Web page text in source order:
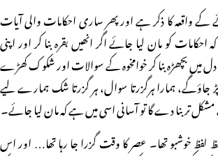
واقعہ کا ذکر ہے اور پھر ساری احکامات والی آیات
احکامات کو مان لیا جائے اگر انھیں بقرہ بنا کر اور اپنی
میں بچھڑہ بنا کر خوامخوہ کے سوالات اور شکوک کھڑے
جاؤگے، ہمارا ہرگزرتا سوال، ہر گزرتا شک ہمارے لیے
تر بنا دے گا تو آسانی اسی میں ہے کہ مان لیا جائے۔
لفظ خوشبو تھا۔ عصر کا وقت گزرا جا رہا تھا… اور اس